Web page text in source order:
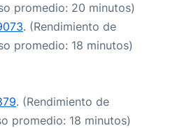
promedio: 20 minutos)
. (Rendimiento de
promedio: 18 minutos)
. (Rendimiento de
promedio: 18 minutos)